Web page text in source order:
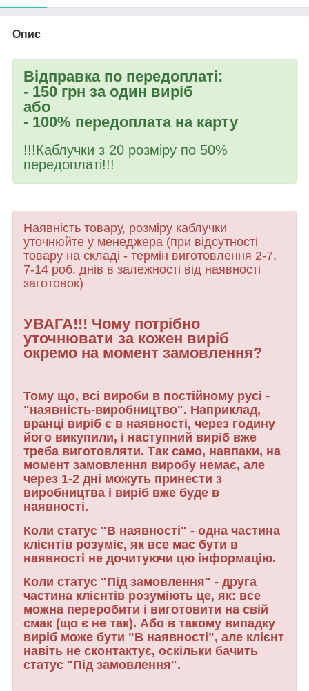
Опис
Відправка по передоплаті:
- 150 грн за один виріб
або
- 100% передоплата на карту
!!!Каблучки з 20 розміру по 50%
передоплаті!!!
Наявність товару, розміру каблучки
уточнюйте у менеджера (при відсутності
товару на складі - термін виготовлення 2-7,
7-14 роб. днів в залежності від наявності
заготовок)
УВАГА!!! Чому потрібно
уточнювати за кожен виріб
окремо на момент замовлення?
Тому що, всі вироби в постійному русі -
"наявність-виробництво". Наприклад,
вранці виріб є в наявності, через годину
його викупили, і наступний виріб вже
треба виготовляти. Так само, навпаки, на
момент замовлення виробу немає, але
через 1-2 дні можуть принести з
виробництва і виріб вже буде в
наявності.
Коли статус "В наявності" - одна частина
клієнтів розуміє, як все має бути в
наявності не дочитуючи цю інформацію.
Коли статус "Під замовлення" - друга
частина клієнтів розуміють це, як: все
можна переробити і виготовити на свій
смак (що є не так). Або в такому випадку
виріб може бути "В наявності", але клієнт
навіть не сконтактує, оскільки бачить
статус "Під замовлення".